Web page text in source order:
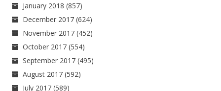
January 2018 (857)
December 2017 (624)
November 2017 (452)
October 2017 (554)
September 2017 (495)
August 2017 (592)
July 2017 (589)